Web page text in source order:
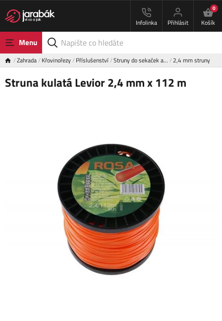
Infolinka Přihlásit
0
Košík
Menu
Zahrada Křovinořezy Příslušenství Struny do sekaček a… 2,4 mm struny
Struna kulatá Levior 2,4 mm x 112 m